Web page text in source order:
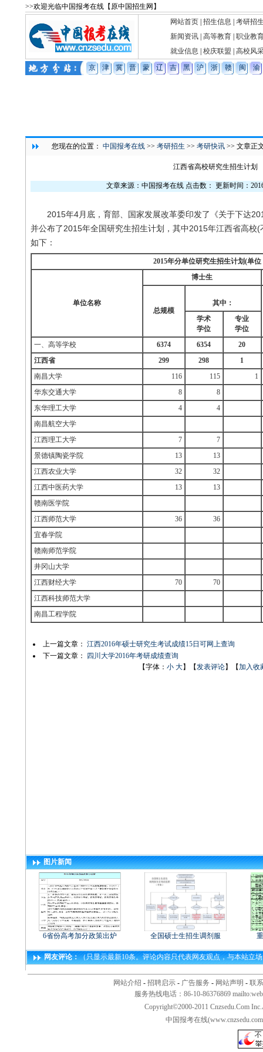
>>欢迎光临中国报考在线【原中国招生网】
网站首页| 招生信息
考研招
新闻资讯| 高等教育| 职业教
就业信息
校庆联盟
高校风
京
津 冀 晋 蒙 辽 吉 黑 沪 浙 赣 闽 渝
您现在的位置： 中国报考在线>> 考研招生 >> 考研快讯>> 文章正
江西省高校研究生招生计划
文章来源：中国报考在线 点击数： 更新时间：
2015年4月底，育部、国家发展改革委印发了《关于下达
并公布了2015年全国研究生招生计划，其中2015年江西省高校
如下：
2015年分单位研究生招生计划(单位
单位名称
博士生
总规模
其中：
学术
学位
专业
学位
一、高等学校
6374 6354
20
江西省
299 298
1
南昌大学
116 115
1
华东交通大学
8
8
东华理工大学
4
4
南昌航空大学
江西理工大学
7
7
景德镇陶瓷学院
13
13
江西农业大学
32
32
江西中医药大学
13
13
赣南医学院
江西师范大学
36
36
宜春学院
赣南师范学院
井冈山大学
江西财经大学
70
70
江西科技师范大学
南昌工程学院
上一篇文章： 江西2016年硕士研究生考试成绩15日可网上查询
下一篇文章：
四川大学2016年考研成绩查询
【字体： 小 大】【发表评论】【加入收
图片新闻
6省份高考加分政策出炉 全国硕士生招生调剂服
网友评论：（只显示最新10条。评论内容只代表网友观点，与本站立
网站介绍 - 招聘启示 - 广告服务 - 网站声明 - 联
服务热线电话：86-10-86376869 mailto:
Copyright©2000-2011 Cnzsedu.Com
中国报考在线